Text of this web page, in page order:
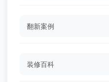
翻新案例
装修百科